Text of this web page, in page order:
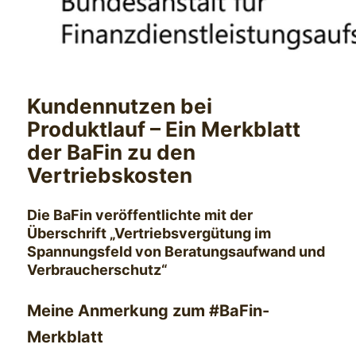
Kundennutzen bei
Produktlauf – Ein Merkblatt
der BaFin zu den
Vertriebskosten
Die BaFin veröffentlichte mit der
Überschrift „Vertriebsvergütung im
Spannungsfeld von Beratungsaufwand und
Verbraucherschutz“
Meine Anmerkung zum #BaFin-
Merkblatt